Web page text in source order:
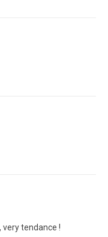
tendance !